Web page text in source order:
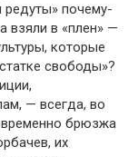
редуты» почему-
взяли в «плен» —
которые
свободы»?
— всегда, во
брюзжа
их